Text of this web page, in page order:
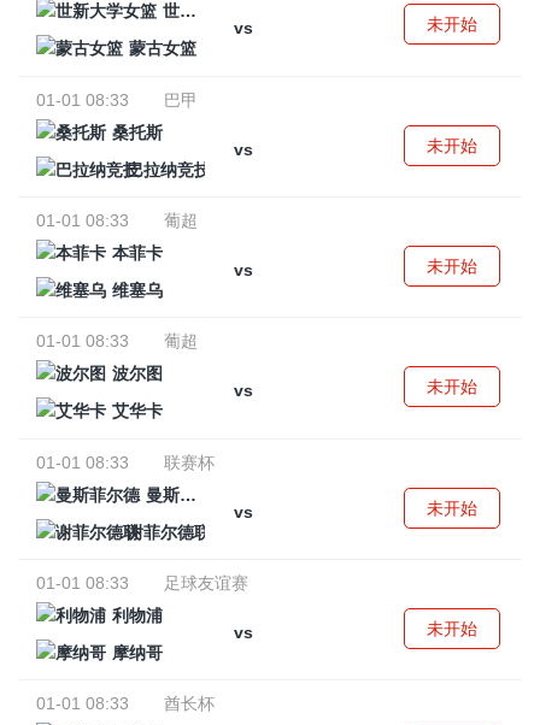
世新大学女篮
vs
蒙古女篮
未开始
01-01 08:33
巴甲
桑托斯
vs
巴拉纳竞技
未开始
01-01 08:33
葡超
本菲卡
vs
维塞乌
未开始
01-01 08:33
葡超
波尔图
vs
艾华卡
未开始
01-01 08:33
联赛杯
曼斯菲尔德
vs
谢菲尔德联
未开始
01-01 08:33
足球友谊赛
利物浦
vs
摩纳哥
未开始
01-01 08:33
酋长杯